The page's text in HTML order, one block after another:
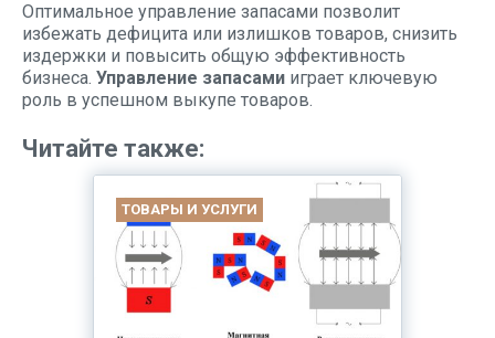
Оптимальное управление запасами позволит
избежать дефицита или излишков товаров, снизить
издержки и повысить общую эффективность
бизнеса. Управление запасами играет ключевую
роль в успешном выкупе товаров.
Читайте также:
ТОВАРЫ И УСЛУГИ